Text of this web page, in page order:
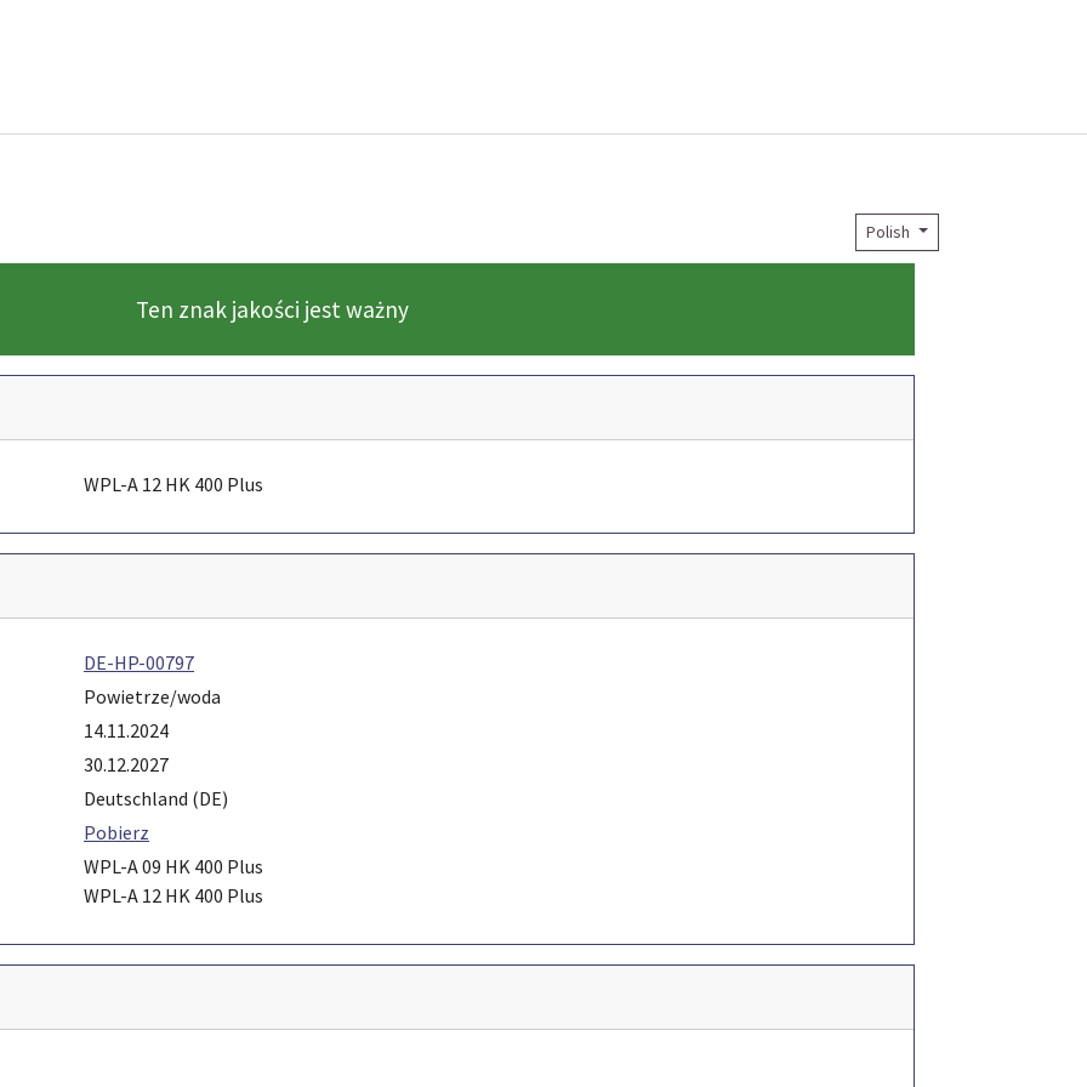
Polish
Ten znak jakości jest ważny
WPL-A 12 HK 400 Plus
DE-HP-00797
Powietrze/woda
14.11.2024
30.12.2027
Deutschland (DE)
Pobierz
WPL-A 09 HK 400 Plus
WPL-A 12 HK 400 Plus